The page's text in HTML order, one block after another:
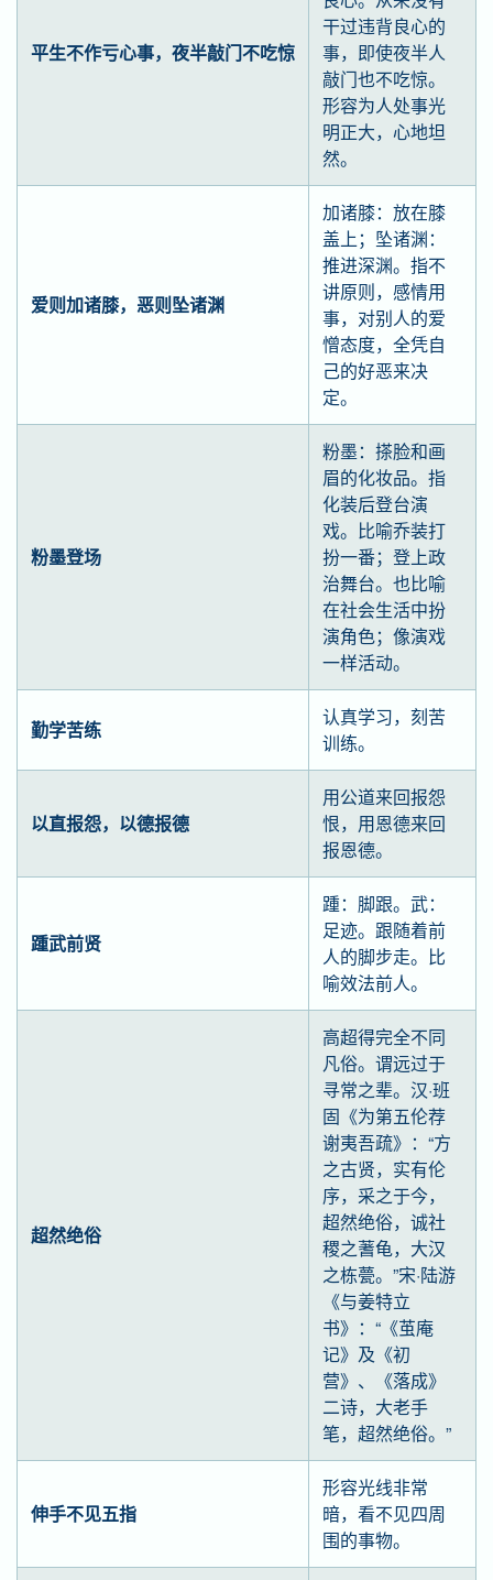
平生不作亏心事，夜半敲门不吃惊
干过违背良心的
事，即使夜半人
敲门也不吃惊。
形容为人处事光
明正大，心地坦
然。
爱则加诸膝，恶则坠诸渊
加诸膝：放在膝
盖上；坠诸渊：
推进深渊。指不
讲原则，感情用
事，对别人的爱
憎态度，全凭自
己的好恶来决
定。
粉墨登场
粉墨：搽脸和画
眉的化妆品。指
化装后登台演
戏。比喻乔装打
扮一番；登上政
治舞台。也比喻
在社会生活中扮
演角色；像演戏
一样活动。
勤学苦练
认真学习，刻苦
训练。
以直报怨，以德报德
用公道来回报怨
恨，用恩德来回
报恩德。
踵武前贤
踵：脚跟。武：
足迹。跟随着前
人的脚步走。比
喻效法前人。
超然绝俗
高超得完全不同
凡俗。谓远过于
寻常之辈。汉·班
固《为第五伦荐
谢夷吾疏》：“方
之古贤，实有伦
序，采之于今，
超然绝俗，诚社
稷之蓍龟，大汉
之栋甍。”宋·陆游
《与姜特立
书》：“《茧庵
记》及《初
营》、《落成》
二诗，大老手
笔，超然绝俗。”
伸手不见五指
形容光线非常
暗，看不见四周
围的事物。